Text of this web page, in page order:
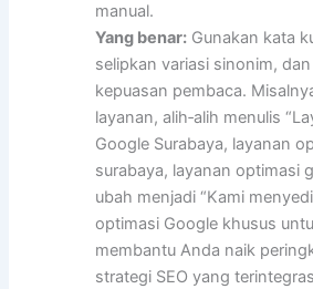
manual.
Yang benar: Gunakan kata
selipkan variasi sinonim,
kepuasan pembaca.
layanan, alih‑alih menulis
Google Surabaya, layanan
surabaya, layanan optimasi
ubah menjadi “Kami
optimasi Google khusus
membantu Anda naik
strategi SEO yang